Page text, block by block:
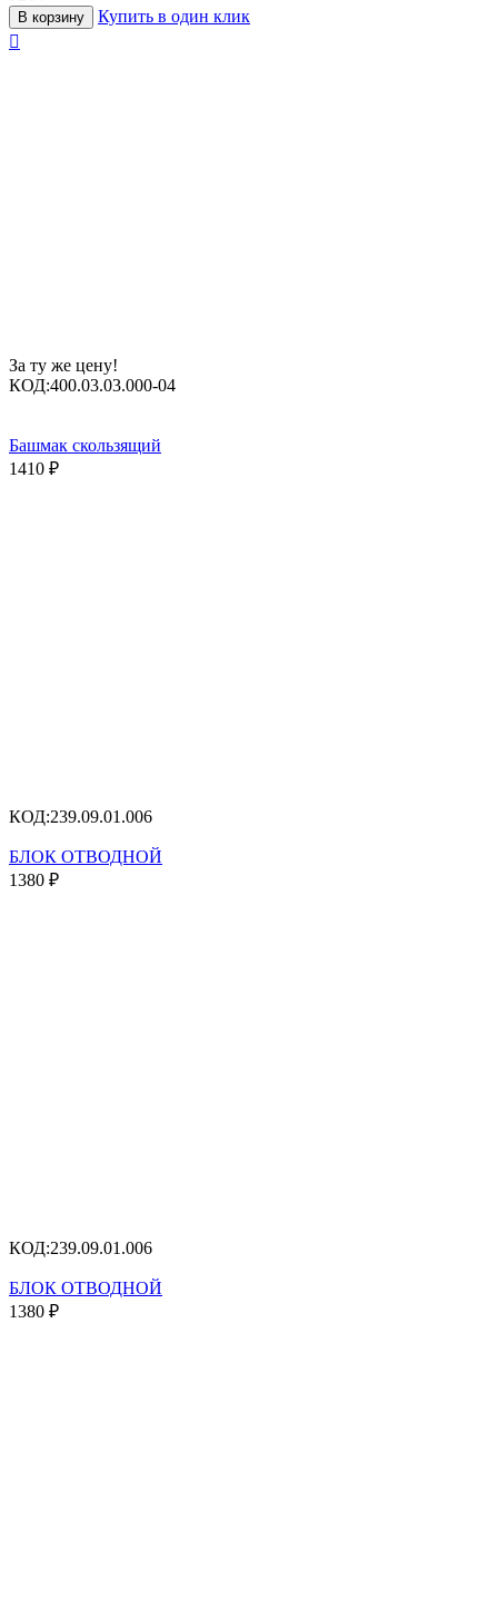
В корзину
Купить в один клик

За ту же цену!
КОД:400.03.03.000-04
Башмак скользящий
1410 ₽
КОД:239.09.01.006
БЛОК ОТВОДНОЙ
1380 ₽
КОД:239.09.01.006
БЛОК ОТВОДНОЙ
1380 ₽